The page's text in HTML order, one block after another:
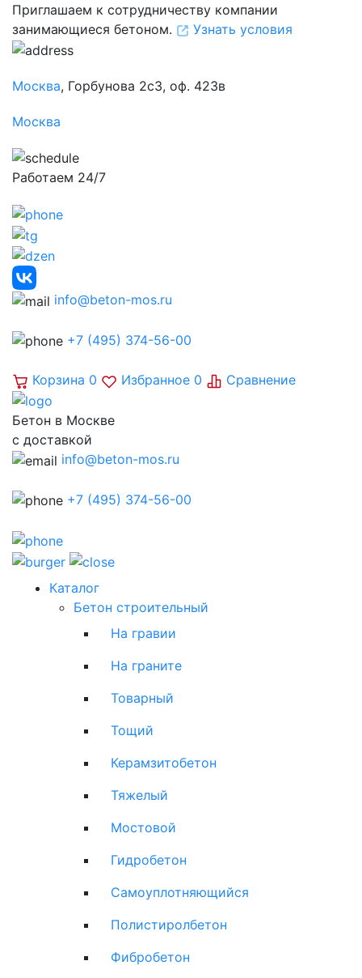
Приглашаем к сотрудничеству компании
занимающиеся бетоном.
Узнать условия
Москва, Горбунова 2с3, оф. 423в
Москва
Работаем 24/7
info@beton-mos.ru
+7 (495) 374-56-00
Корзина 0 Избранное 0 Сравнение
Бетон в Москве
с доставкой
info@beton-mos.ru
+7 (495) 374-56-00
Каталог
Бетон строительный
На гравии
На граните
Товарный
Тощий
Керамзитобетон
Тяжелый
Мостовой
Гидробетон
Самоуплотняющийся
Полистиролбетон
Фибробетон